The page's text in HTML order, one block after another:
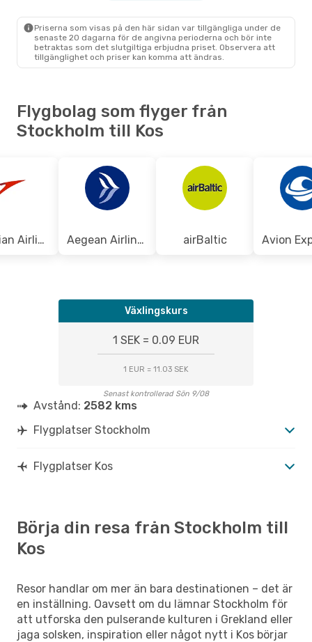
Priserna som visas på den här sidan var tillgängliga under de
senaste 20 dagarna för de angivna perioderna och bör inte
betraktas som det slutgiltiga erbjudna priset. Observera att
tillgänglighet och priser kan komma att ändras.
Flygbolag som flyger från
Stockholm till Kos
Austrian Airlines Aegean Airlines airBaltic
Växlingskurs
1 SEK = 0.09 EUR
1 EUR = 11.03 SEK
Senast kontrollerad Sön 9/08
Avstånd: 2582 kms
Flygplatser Stockholm
Flygplatser Kos
Börja din resa från Stockholm till
Kos
Resor handlar om mer än bara destinationen – det är
en inställning. Oavsett om du lämnar Stockholm för
att utforska den pulserande kulturen i Grekland eller
jaga solsken, inspiration eller något nytt i Kos börjar